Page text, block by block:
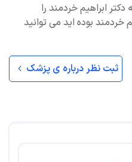
دکتر ابراهیم خردمند را
خردمند بوده اید می توانید
ثبت نظر درباره ی پزشک